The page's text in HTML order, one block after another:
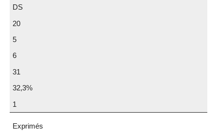
DS
20
5
6
31
32,3%
1
Exprimés